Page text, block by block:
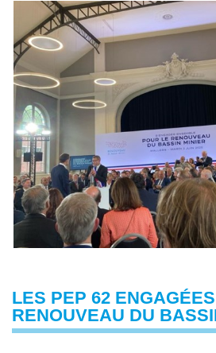
LES PEP 62
RENOUVEAU DU